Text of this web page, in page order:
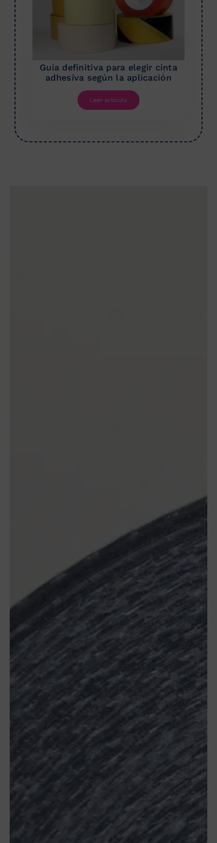
Guía definitiva para elegir cinta
adhesiva según la aplicación
Leer artículo